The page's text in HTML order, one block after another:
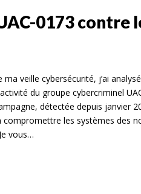
0173 contre
ma veille cybersécurité, j’ai
du groupe cybercriminel
détectée depuis janvier
compromettre les systèmes des
vous…